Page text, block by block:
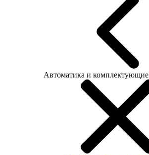
Автоматика и комплектующие